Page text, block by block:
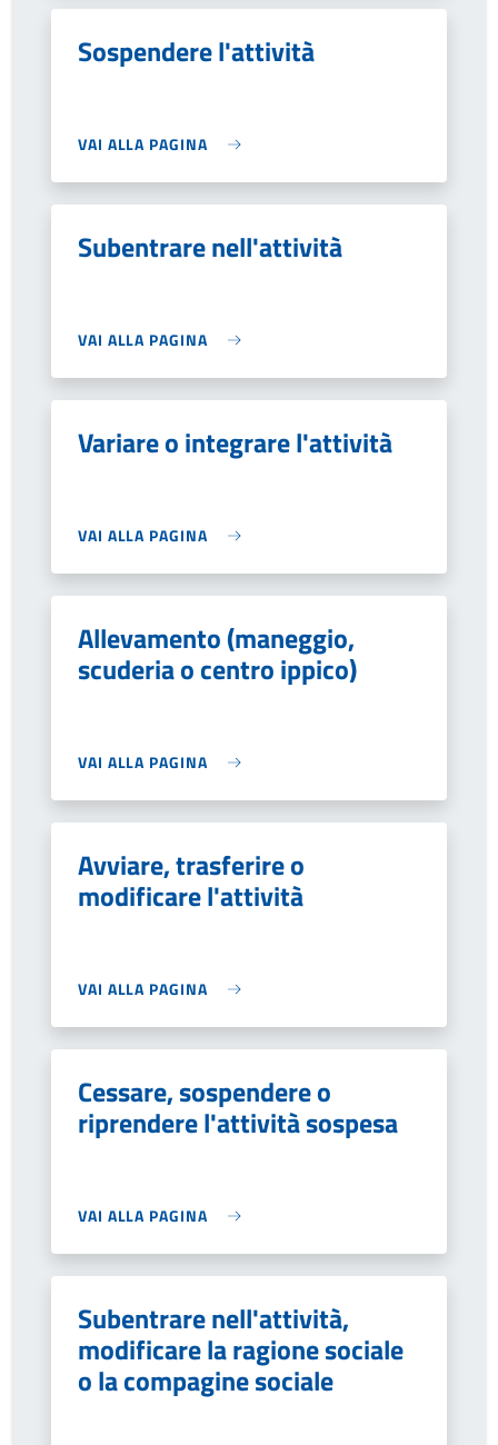
Sospendere l'attività
VAI ALLA PAGINA
Subentrare nell'attività
VAI ALLA PAGINA
Variare o integrare l'attività
VAI ALLA PAGINA
Allevamento (maneggio,
scuderia o centro ippico)
VAI ALLA PAGINA
Avviare, trasferire o
modificare l'attività
VAI ALLA PAGINA
Cessare, sospendere o
riprendere l'attività sospesa
VAI ALLA PAGINA
Subentrare nell'attività,
modificare la ragione sociale
o la compagine sociale